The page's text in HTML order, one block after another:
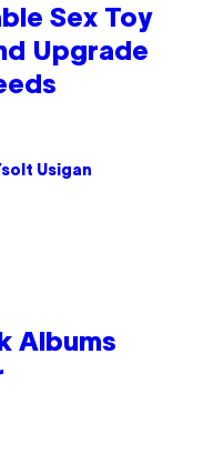
Sex Toy
Upgrade
Usigan
Albums